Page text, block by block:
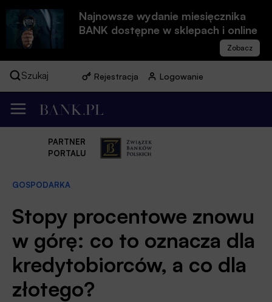
Najnowsze wydanie miesięcznika
BANK dostępne w sklepach i online
Szukaj Rejestracja Logowanie
PARTNER
PORTALU
GOSPODARKA
Stopy procentowe znowu
w górę: co to oznacza dla
kredytobiorców, a co dla
złotego?